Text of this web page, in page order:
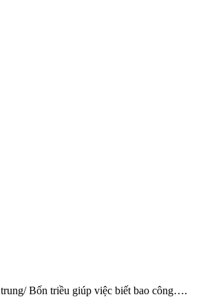
Bốn triều giúp việc biết bao công….